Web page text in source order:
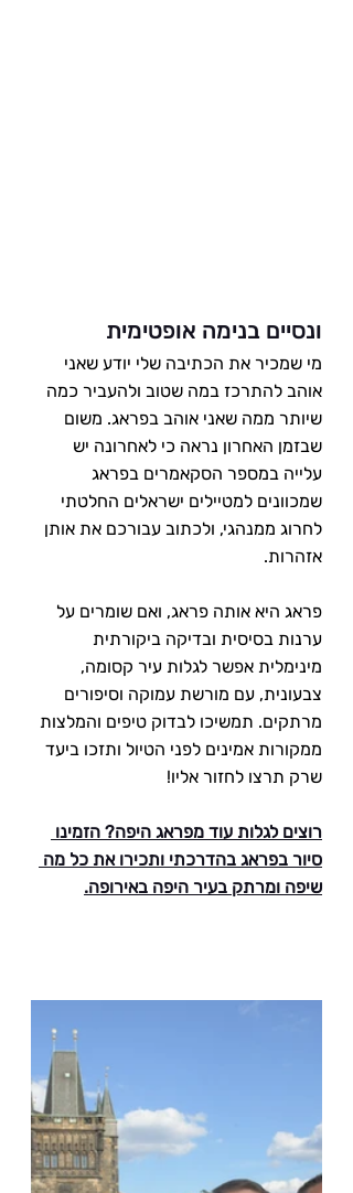
ונסיים בנימה אופטימית
מי שמכיר את הכתיבה שלי יודע שאני
אוהב להתרכז במה שטוב ולהעביר כמה
שיותר ממה שאני אוהב בפראג. משום
שבזמן האחרון נראה כי לאחרונה יש
עלייה במספר הסקאמרים בפראג
שמכוונים למטיילים ישראלים החלטתי
לחרוג ממנהגי, ולכתוב עבורכם את אותן
אזהרות.
פראג היא אותה פראג, ואם שומרים על
ערנות בסיסית ובדיקה ביקורתית
מינימלית אפשר לגלות עיר קסומה,
צבעונית, עם מורשת עמוקה וסיפורים
מרתקים. תמשיכו לבדוק טיפים והמלצות
ממקורות אמינים לפני הטיול ותזכו ביעד
שרק תרצו לחזור אליו!
רוצים לגלות עוד מפראג היפה? הזמינו
סיור בפראג בהדרכתי ותכירו את כל מה
שיפה ומרתק בעיר היפה באירופה.